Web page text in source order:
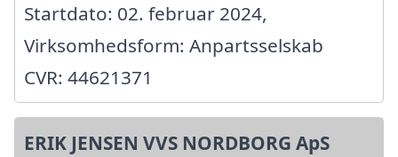
Startdato: 02. februar 2024,
Virksomhedsform: Anpartsselskab
CVR: 44621371
ERIK JENSEN VVS NORDBORG ApS